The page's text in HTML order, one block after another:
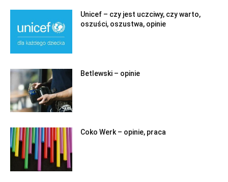
Unicef – czy jest uczciwy, czy warto,
oszuści, oszustwa, opinie
Betlewski – opinie
Coko Werk – opinie, praca